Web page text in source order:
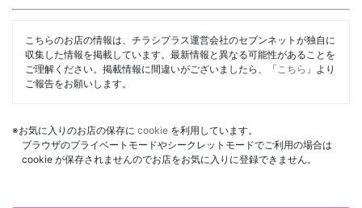
こちらのお店の情報は、チラシプラス運営会社のセブンネットが独自に
収集した情報を掲載しています。最新情報と異なる可能性があることを
ご理解ください。掲載情報に間違いがございましたら、「 こちら 」より
ご報告をお願いします。
※お気に入りのお店の保存に cookie を利用しています。
ブラウザのプライベートモードやシークレットモードでご利用の場合は
cookie が保存されませんのでお店をお気に入りに登録できません。